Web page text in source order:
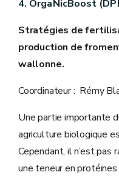
4. OrgaNicBoost
Stratégies de
production de
wallonne.
Coordinateur : Rémy
Une partie importante
agriculture biologique
Cependant, il n’est pas
une teneur en